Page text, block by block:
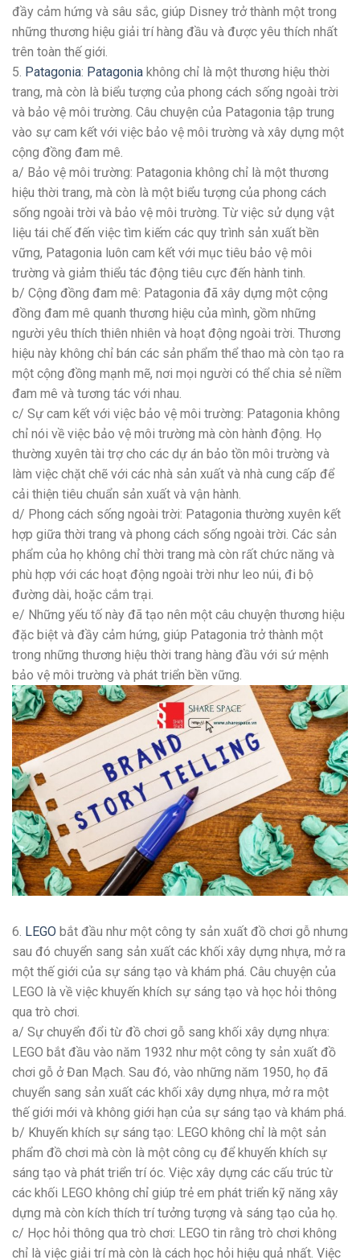
đầy cảm hứng và sâu sắc, giúp Disney trở thành một trong
những thương hiệu giải trí hàng đầu và được yêu thích nhất
trên toàn thế giới.
5. Patagonia: Patagonia không chỉ là một thương hiệu thời
trang, mà còn là biểu tượng của phong cách sống ngoài trời
và bảo vệ môi trường. Câu chuyện của Patagonia tập trung
vào sự cam kết với việc bảo vệ môi trường và xây dựng một
cộng đồng đam mê.
a/ Bảo vệ môi trường: Patagonia không chỉ là một thương
hiệu thời trang, mà còn là một biểu tượng của phong cách
sống ngoài trời và bảo vệ môi trường. Từ việc sử dụng vật
liệu tái chế đến việc tìm kiếm các quy trình sản xuất bền
vững, Patagonia luôn cam kết với mục tiêu bảo vệ môi
trường và giảm thiểu tác động tiêu cực đến hành tinh.
b/ Cộng đồng đam mê: Patagonia đã xây dựng một cộng
đồng đam mê quanh thương hiệu của mình, gồm những
người yêu thích thiên nhiên và hoạt động ngoài trời. Thương
hiệu này không chỉ bán các sản phẩm thể thao mà còn tạo ra
một cộng đồng mạnh mẽ, nơi mọi người có thể chia sẻ niềm
đam mê và tương tác với nhau.
c/ Sự cam kết với việc bảo vệ môi trường: Patagonia không
chỉ nói về việc bảo vệ môi trường mà còn hành động. Họ
thường xuyên tài trợ cho các dự án bảo tồn môi trường và
làm việc chặt chẽ với các nhà sản xuất và nhà cung cấp để
cải thiện tiêu chuẩn sản xuất và vận hành.
d/ Phong cách sống ngoài trời: Patagonia thường xuyên kết
hợp giữa thời trang và phong cách sống ngoài trời. Các sản
phẩm của họ không chỉ thời trang mà còn rất chức năng và
phù hợp với các hoạt động ngoài trời như leo núi, đi bộ
đường dài, hoặc cắm trại.
e/ Những yếu tố này đã tạo nên một câu chuyện thương hiệu
đặc biệt và đầy cảm hứng, giúp Patagonia trở thành một
trong những thương hiệu thời trang hàng đầu với sứ mệnh
bảo vệ môi trường và phát triển bền vững.
6. LEGO bắt đầu như một công ty sản xuất đồ chơi gỗ nhưng
sau đó chuyển sang sản xuất các khối xây dựng nhựa, mở ra
một thế giới của sự sáng tạo và khám phá. Câu chuyện của
LEGO là về việc khuyến khích sự sáng tạo và học hỏi thông
qua trò chơi.
a/ Sự chuyển đổi từ đồ chơi gỗ sang khối xây dựng nhựa:
LEGO bắt đầu vào năm 1932 như một công ty sản xuất đồ
chơi gỗ ở Đan Mạch. Sau đó, vào những năm 1950, họ đã
chuyển sang sản xuất các khối xây dựng nhựa, mở ra một
thế giới mới và không giới hạn của sự sáng tạo và khám phá.
b/ Khuyến khích sự sáng tạo: LEGO không chỉ là một sản
phẩm đồ chơi mà còn là một công cụ để khuyến khích sự
sáng tạo và phát triển trí óc. Việc xây dựng các cấu trúc từ
các khối LEGO không chỉ giúp trẻ em phát triển kỹ năng xây
dựng mà còn kích thích trí tưởng tượng và sáng tạo của họ.
c/ Học hỏi thông qua trò chơi: LEGO tin rằng trò chơi không
chỉ là việc giải trí mà còn là cách học hỏi hiệu quả nhất. Việc